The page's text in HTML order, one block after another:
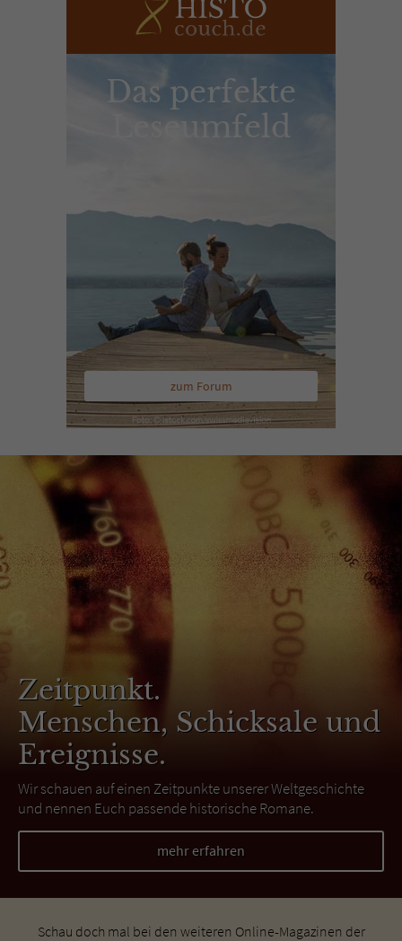
Das perfekte
Leseumfeld
zum Forum
Zeitpunkt.
Menschen, Schicksale und
Ereignisse.
Wir schauen auf einen Zeitpunkte unserer Weltgeschichte
und nennen Euch passende historische Romane.
mehr erfahren
Schau doch mal bei den weiteren Online-Magazinen der